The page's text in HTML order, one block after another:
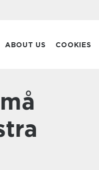
ABOUT US COOKIES